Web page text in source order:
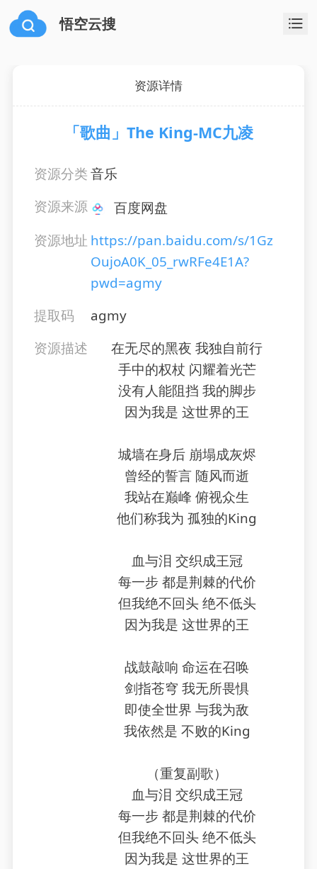
悟空云搜
资源详情
「歌曲」The King-MC九凌
资源分类音乐
资源来源
百度网盘
资源地址 https://pan.baidu.com/s/1Gz
OujoA0K_05_rwRFe4E1A?
pwd=agmy
提取码
agmy
资源描述
在无尽的黑夜 我独自前行
手中的权杖 闪耀着光芒
没有人能阻挡 我的脚步
因为我是 这世界的王
城墙在身后 崩塌成灰烬
曾经的誓言 随风而逝
我站在巅峰 俯视众生
他们称我为 孤独的King
血与泪 交织成王冠
每一步 都是荆棘的代价
但我绝不回头 绝不低头
因为我是 这世界的王
战鼓敲响 命运在召唤
剑指苍穹 我无所畏惧
即使全世界 与我为敌
我依然是 不败的King
（重复副歌）
血与泪 交织成王冠
每一步 都是荆棘的代价
但我绝不回头 绝不低头
因为我是 这世界的王